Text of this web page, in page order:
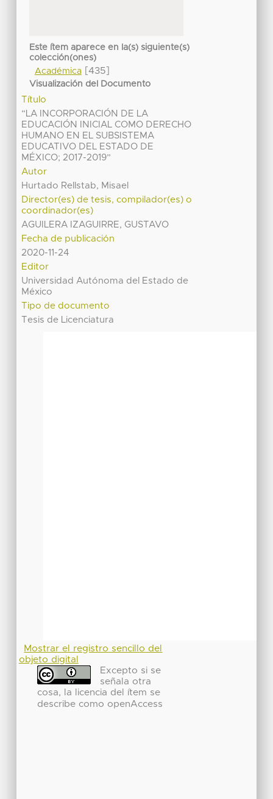
Este ítem aparece en la(s) siguiente(s)
colección(ones)
Académica[435]
Visualización del Documento
Título
“LA INCORPORACIÓN DE LA
EDUCACIÓN INICIAL COMO DERECHO
HUMANO EN EL SUBSISTEMA
EDUCATIVO DEL ESTADO DE
MÉXICO; 2017-2019”
Autor
Hurtado Rellstab, Misael
Director(es) de tesis, compilador(es) o
coordinador(es)
AGUILERA IZAGUIRRE, GUSTAVO
Fecha de publicación
2020-11-24
Editor
Universidad Autónoma del Estado de
México
Tipo de documento
Tesis de Licenciatura
Mostrar el registro sencillo del
objeto digital
Excepto si se
señala otra
cosa, la licencia del ítem se
describe como openAccess